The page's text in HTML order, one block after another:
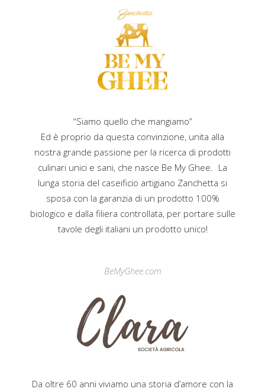
“Siamo quello che mangiamo”
Ed è proprio da questa convinzione, unita alla
nostra grande passione per la ricerca di prodotti
culinari unici e sani, che nasce Be My Ghee. La
lunga storia del caseificio artigiano Zanchetta si
sposa con la garanzia di un prodotto 100%
biologico e dalla filiera controllata, per portare sulle
tavole degli italiani un prodotto unico!
BeMyGhee.com
Da oltre 60 anni viviamo una storia d’amore con la